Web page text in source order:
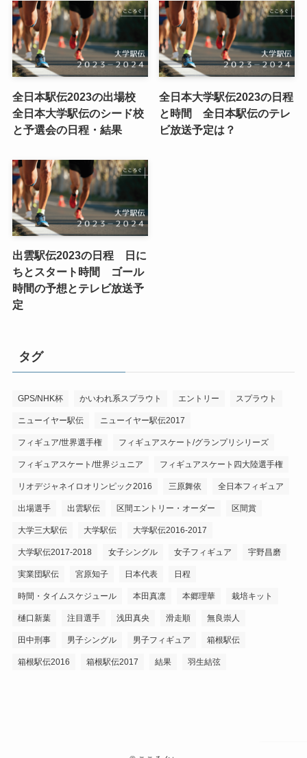
全日本駅伝2023の出場校
全日本大学駅伝のシード校
と予選会の日程・結果
全日本大学駅伝2023の日程
と時間 全日本駅伝のテレ
ビ放送予定は？
出雲駅伝2023の日程 日に
ちとスタート時間 ゴール
時間の予想とテレビ放送予
定
タグ
GPS/NHK杯 かいわれ系スプラウト エントリー スプラウト
ニューイヤー駅伝 ニューイヤー駅伝2017
フィギュア/世界選手権 フィギュアスケート/グランプリシリーズ
フィギュアスケート/世界ジュニア フィギュアスケート四大陸選手権
リオデジャネイロオリンピック2016 三原舞依 全日本フィギュア
出場選手 出雲駅伝 区間エントリー・オーダー 区間賞
大学三大駅伝 大学駅伝 大学駅伝2016-2017
大学駅伝2017-2018 女子シングル 女子フィギュア 宇野昌磨
実業団駅伝 宮原知子 日本代表 日程
時間・タイムスケジュール 本田真凛 本郷理華 栽培キット
樋口新葉 注目選手 浅田真央 滑走順 無良崇人
田中刑事 男子シングル 男子フィギュア 箱根駅伝
箱根駅伝2016 箱根駅伝2017 結果 羽生結弦